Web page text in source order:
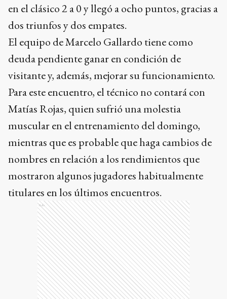
en el clásico 2 a 0 y llegó a ocho puntos, gracias a
dos triunfos y dos empates.
El equipo de Marcelo Gallardo tiene como
deuda pendiente ganar en condición de
visitante y, además, mejorar su funcionamiento.
Para este encuentro, el técnico no contará con
Matías Rojas, quien sufrió una molestia
muscular en el entrenamiento del domingo,
mientras que es probable que haga cambios de
nombres en relación a los rendimientos que
mostraron algunos jugadores habitualmente
titulares en los últimos encuentros.
Ads